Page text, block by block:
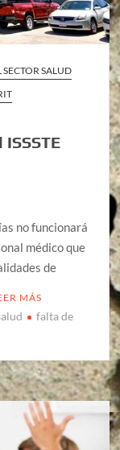
SECTOR SALUD
no funcionará
médico que
de
MÁS
falta de